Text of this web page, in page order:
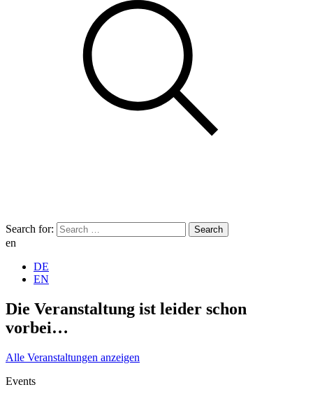
Search for:
en
DE
EN
Die Veranstaltung ist leider schon
vorbei…
Alle Veranstaltungen anzeigen
Events